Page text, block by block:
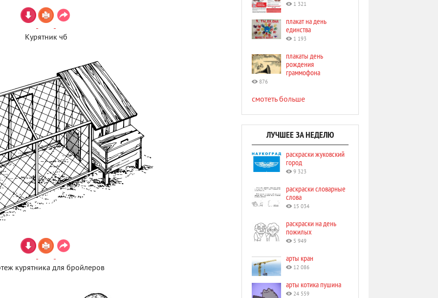
Курятник чб
курятника для бройлеров
1 321
плакат на день
единства
1 193
плакаты день
рождения
граммофона
876
смотеть больше
ЛУЧШЕЕ ЗА НЕДЕЛЮ
раскраски жуковский
город
9 323
раскраски словарные
слова
15 034
раскраски на день
пожилых
5 949
арты кран
12 086
арты котика пушина
24 559